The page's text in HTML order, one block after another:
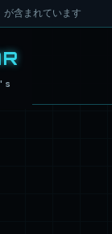
が含まれています